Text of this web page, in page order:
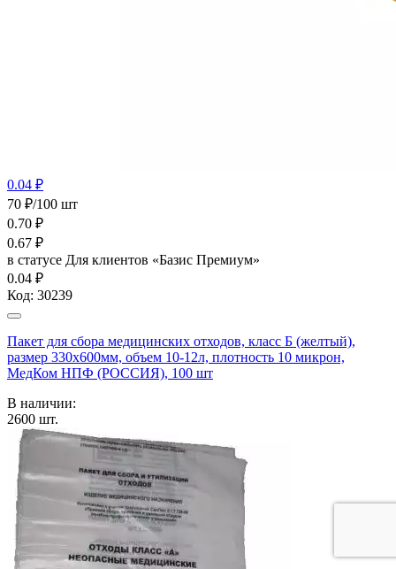
0.04 ₽
70 ₽/100 шт
0.70 ₽
0.67 ₽
в статусе Для клиентов «Базис Премиум»
0.04 ₽
Код: 30239
Пакет для сбора медицинских отходов, класс Б (желтый),
размер 330х600мм, объем 10-12л, плотность 10 микрон,
МедКом НПФ (РОССИЯ), 100 шт
В наличии:
2600 шт.